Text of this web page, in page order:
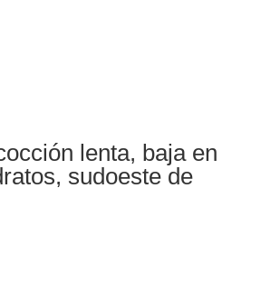
lenta, baja en
sudoeste de